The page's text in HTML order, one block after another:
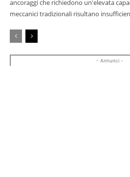
ancoraggi che richiedono un'elevata
meccanici tradizionali risultano
- Annunci -